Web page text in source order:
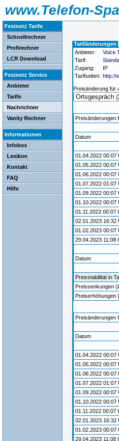
www.Telefon-
Festnetz Tarife
Schnellrechner
Profirechner
LCR Download
Festnetz Service
Anbieter
Tarife
Nachrichten
Vanity Rechner
Informationen
Infobox
Lexikon
Kontakt
FAQ
Hilfe
Tarifänderungen
Anbieter:
Voice
Tarif:
Zugang:
IP
Tarifseiten: http://
Preisänderung für
Preisänderungen
Datum
01.04.2022 00:07
01.05.2022 00:07
01.06.2022 00:07
01.07.2022 01:07
01.09.2022 00:07
01.10.2022 00:07
01.11.2022 00:07
02.01.2023 16:32
01.02.2023 00:07
29.04.2023 11:08
Datum
Preisstabilität in
Preissenkungen
Preiserhöhungen
Preisänderungen
Datum
01.04.2022 00:07
01.05.2022 00:07
01.06.2022 00:07
01.07.2022 01:07
01.09.2022 00:07
01.10.2022 00:07
01.11.2022 00:07
02.01.2023 16:32
01.02.2023 00:07
29.04.2023 11:08